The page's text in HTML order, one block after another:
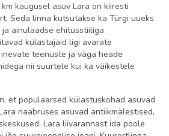
kaugusel asuv Lara on kiiresti
Seda linna kutsutakse ka Türgi uueks
ainulaadse ehitusstiiliga
külastajaid ligi avarate
teenuste ja väga heade
nii suurtele kui ka väikestele
et populaarsed külastuskohad asuvad
naabruses asuvad antiikmälestised,
Lara liivarannast ida poole